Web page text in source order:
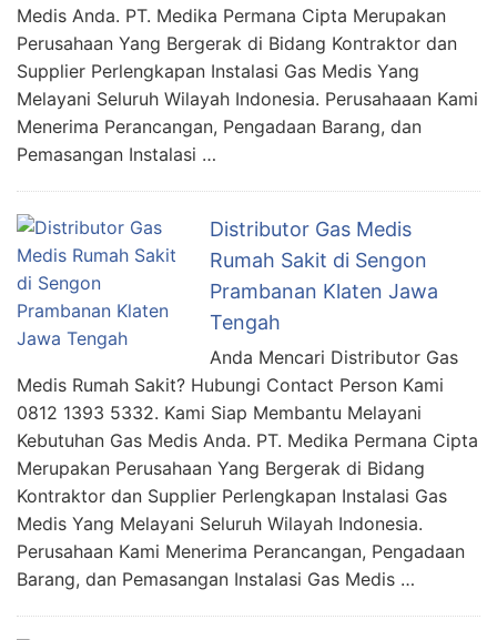
Medis Anda. PT. Medika Permana Cipta Merupakan
Perusahaan Yang Bergerak di Bidang Kontraktor dan
Supplier Perlengkapan Instalasi Gas Medis Yang
Melayani Seluruh Wilayah Indonesia. Perusahaaan Kami
Menerima Perancangan, Pengadaan Barang, dan
Pemasangan Instalasi …
Distributor Gas Medis
Rumah Sakit di Sengon
Prambanan Klaten Jawa
Tengah
Anda Mencari Distributor Gas
Medis Rumah Sakit? Hubungi Contact Person Kami
0812 1393 5332. Kami Siap Membantu Melayani
Kebutuhan Gas Medis Anda. PT. Medika Permana Cipta
Merupakan Perusahaan Yang Bergerak di Bidang
Kontraktor dan Supplier Perlengkapan Instalasi Gas
Medis Yang Melayani Seluruh Wilayah Indonesia.
Perusahaan Kami Menerima Perancangan, Pengadaan
Barang, dan Pemasangan Instalasi Gas Medis …